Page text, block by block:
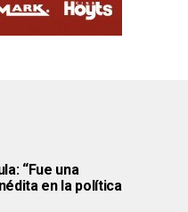
“Fue una
en la política